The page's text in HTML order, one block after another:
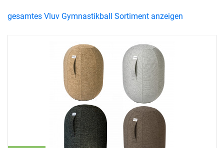
gesamtes Vluv Gymnastikball Sortiment anzeigen